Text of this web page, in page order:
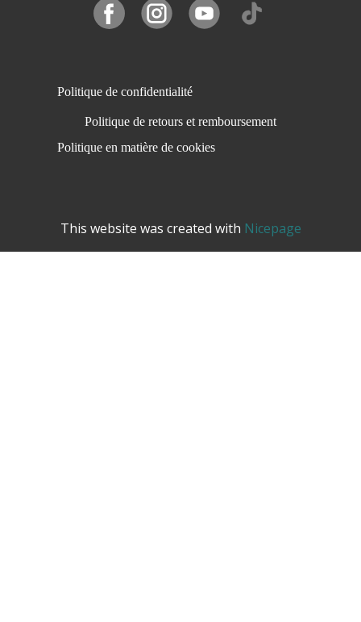
Politique de confidentialité
Politique de retours et remboursement
Politique en matière de cookies
This website was created with Nicepage